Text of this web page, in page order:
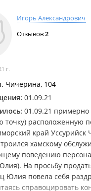
Игорь Александрович
Отзывов2
г.
Чичерина, 104
01.09.21
01.09.21 примерно
точку) расположенную
край Уссурийск
хамскому
поведению
На просьбу
Юлия повела себя
справоцировать